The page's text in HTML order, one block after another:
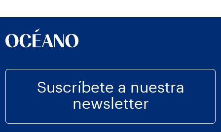
Suscríbete a nuestra
newsletter